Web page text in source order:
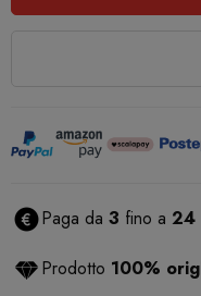
Paga da 3 fino a 24
Prodotto 100%